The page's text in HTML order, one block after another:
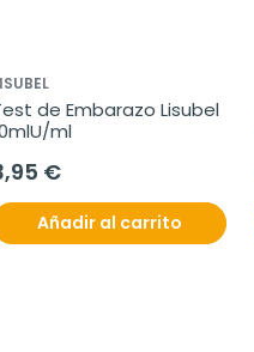
de Embarazo Lisubel
ml
€
Añadir al carrito